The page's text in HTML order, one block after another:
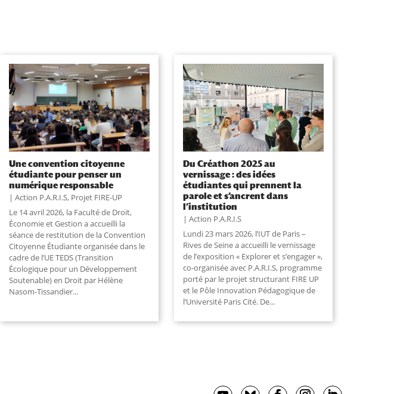
Une convention citoyenne
étudiante pour penser un
numérique responsable
Action P.A.R.I.S, Projet FIRE-UP
Le 14 avril 2026, la Faculté de Droit,
Économie et Gestion a accueilli la
séance de restitution de la Convention
Citoyenne Étudiante organisée dans le
cadre de l’UE TEDS (Transition
Écologique pour un Développement
Soutenable) en Droit par Hélène
Nasom-Tissandier...
Du Créathon 2025 au
vernissage : des idées
étudiantes qui prennent la
parole et s’ancrent dans
l’institution
Action P.A.R.I.S
Lundi 23 mars 2026, l’IUT de Paris –
Rives de Seine a accueilli le vernissage
de l’exposition « Explorer et s’engager »,
co-organisée avec P.A.R.I.S, programme
porté par le projet structurant FIRE UP
et le Pôle Innovation Pédagogique de
l’Université Paris Cité. De...